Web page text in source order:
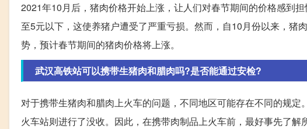
2021年10月后，猪肉价格开始上涨，让人们对春节期间的价格感到
至5元以下，这使养猪户遭受了严重亏损。然而，自10月份以来，猪
势，预计春节期间的猪肉价格将上涨。
武汉高铁站可以携带生猪肉和腊肉吗?是否能通过安检?
对于携带生猪肉和腊肉上火车的问题，不同地区可能存在不同的规
火车站则进行了没收。因此，在携带肉制品上火车前，最好事先了